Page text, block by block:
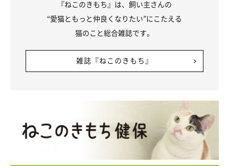
『ねこのきもち』は、飼い主さんの
“愛猫ともっと仲良くなりたい”にこたえる
猫のこと総合雑誌です。
雑誌『ねこのきもち』